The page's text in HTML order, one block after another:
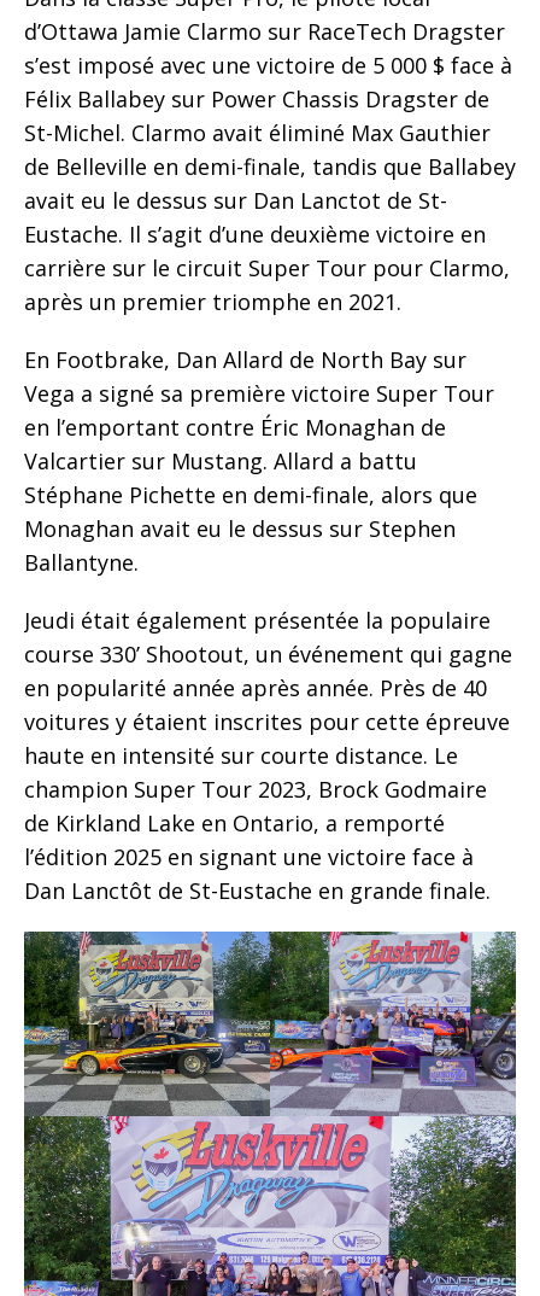
d’Ottawa Jamie Clarmo sur RaceTech Dragster
s’est imposé avec une victoire de 5 000 $ face à
Félix Ballabey sur Power Chassis Dragster de
St-Michel. Clarmo avait éliminé Max Gauthier
de Belleville en demi-finale, tandis que Ballabey
avait eu le dessus sur Dan Lanctot de St-
Eustache. Il s’agit d’une deuxième victoire en
carrière sur le circuit Super Tour pour Clarmo,
après un premier triomphe en 2021.
En Footbrake, Dan Allard de North Bay sur
Vega a signé sa première victoire Super Tour
en l’emportant contre Éric Monaghan de
Valcartier sur Mustang. Allard a battu
Stéphane Pichette en demi-finale, alors que
Monaghan avait eu le dessus sur Stephen
Ballantyne.
Jeudi était également présentée la populaire
course 330’ Shootout, un événement qui gagne
en popularité année après année. Près de 40
voitures y étaient inscrites pour cette épreuve
haute en intensité sur courte distance. Le
champion Super Tour 2023, Brock Godmaire
de Kirkland Lake en Ontario, a remporté
l’édition 2025 en signant une victoire face à
Dan Lanctôt de St-Eustache en grande finale.